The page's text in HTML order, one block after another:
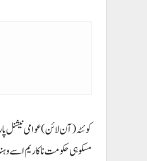
مسکوہی حکومت نا کاریم اسے و